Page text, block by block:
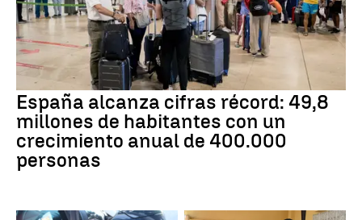
España alcanza cifras récord: 49,8
millones de habitantes con un
crecimiento anual de 400.000
personas